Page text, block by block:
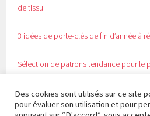
de tissu
3 idées de porte-clés de fin d’année à
Sélection de patrons tendance pour le
DIY : Tuto facile pour créer ton
Des cookies sont utilisés sur ce site
pour évaluer son utilisation et pour